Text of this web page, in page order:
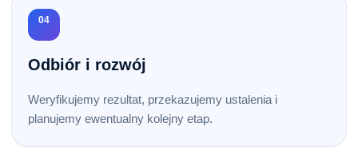
04
Odbiór i rozwój
Weryfikujemy rezultat, przekazujemy ustalenia i
planujemy ewentualny kolejny etap.